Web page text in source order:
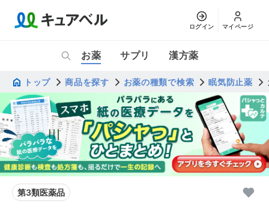
ログイン マイページ
お薬 サプリ 漢方薬
トップ 商品を探す お薬の種類で検索 眠気防止薬
第3類医薬品